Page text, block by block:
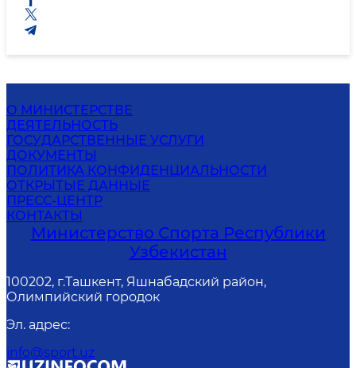
О МИНИСТЕРСТВЕ
ДЕЯТЕЛЬНОСТЬ
ГОСУДАРСТВЕННЫЕ УСЛУГИ
ДОКУМЕНТЫ
ПОЛИТИКА КОНФИДЕНЦИАЛЬНОСТИ
ОТКРЫТЫЕ ДАННЫЕ
ПРЕСС-ЦЕНТР
КОНТАКТЫ
Министерство Спорта Республики
Узбекистан
100202, г.Ташкент, Яшнабадский район,
Олимпийский городок
Эл. адрес:
info@sport.uz